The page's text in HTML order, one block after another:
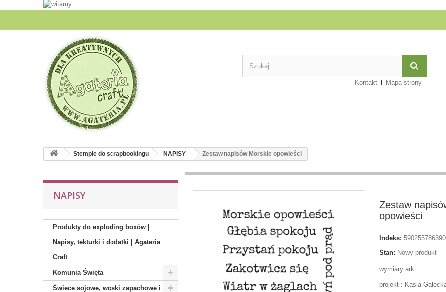
Kontakt Mapa strony
Stemple do scrapbookingu NAPISY Zestaw napisów Morskie opowieści
NAPISY
Produkty do exploding boxów |
Napisy, tekturki i dodatki | Agateria
Craft
Komunia Święta
Świece sojowe, woski zapachowe i
Zestaw
opowieści
Indeks:
Stan: Nowy produkt
wymiary ark:
projekt : Kasia